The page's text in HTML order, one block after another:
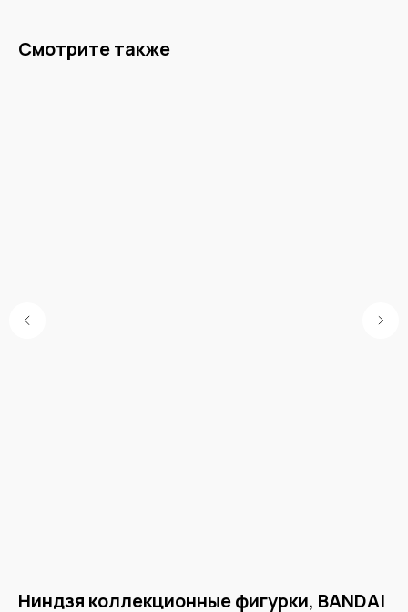
Смотрите также
Ниндзя коллекционные фигурки, BANDAI